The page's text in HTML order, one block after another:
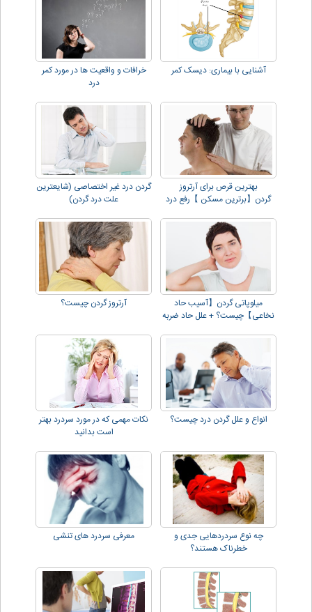
آشنایی با بیماری: دیسک کمر
خرافات و واقعیت ها در مورد کمر
درد
بهترین قرص برای آرتروز
گردن【برترین مسکن 】رفع درد
گردن درد غیر اختصاصی (شایعترین
علت درد گردن)
میلوپاتی گردن【آسیب حاد
نخاعی】چیست؟ + علل حاد ضربه
آرتروز گردن چیست؟
انواع و علل گردن درد چیست؟
نکات مهمی که در مورد سردرد بهتر
است بدانید
چه نوع سردردهایی جدی و
خطرناک هستند؟
معرفی سردرد های تنشی